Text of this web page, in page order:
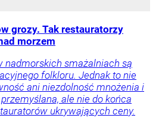
grozy. Tak restauratorzy
morzem
nadmorskich smażalniach są
folkloru. Jednak to nie
ani niezdolność mnożenia i
ale nie do końca
ukrywających ceny.